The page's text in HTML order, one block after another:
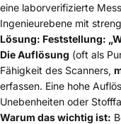
eine laborverifizierte
Ingenieurebene mit
Lösung: Feststellung:
Die Auflösung (oft als
Fähigkeit des Scanners,
erfassen. Eine hohe
Unebenheiten oder
Warum das wichtig ist: